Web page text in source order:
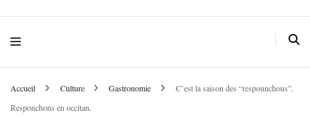
Accueil Culture Gastronomie
C’est la saison des “respounchous”.
Responchons en occitan.